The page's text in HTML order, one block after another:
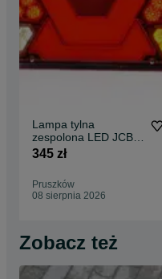
Lampa tylna
zespolona LED JCB
Fastrac 280,00 netto
345 zł
Pruszków
08 sierpnia 2026
Zobacz też